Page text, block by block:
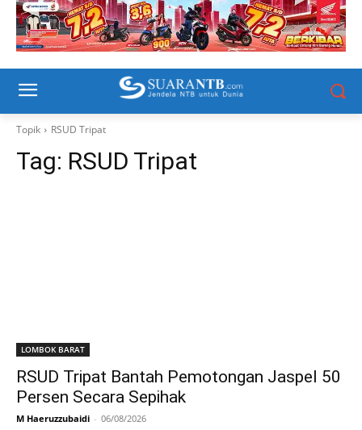
Topik RSUD Tripat
Tag: RSUD Tripat
LOMBOK BARAT
RSUD Tripat Bantah Pemotongan Jaspel 50
Persen Secara Sepihak
M Haeruzzubaidi - 06/08/2026